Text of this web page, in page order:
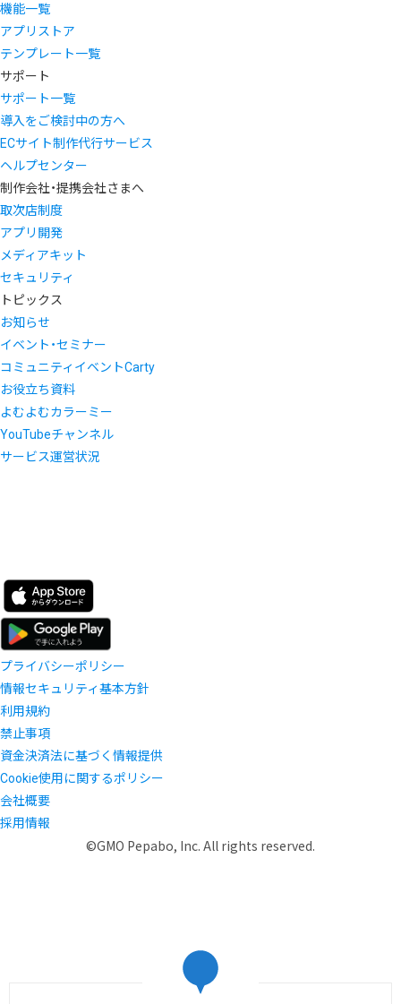
機能一覧
アプリストア
テンプレート一覧
サポート
サポート一覧
導入をご検討中の方へ
ECサイト制作代行サービス
ヘルプセンター
制作会社・提携会社さまへ
取次店制度
アプリ開発
メディアキット
セキュリティ
トピックス
お知らせ
イベント・セミナー
コミュニティイベントCarty
お役立ち資料
よむよむカラーミー
YouTubeチャンネル
サービス運営状況
プライバシーポリシー
情報セキュリティ基本方針
利用規約
禁止事項
資金決済法に基づく情報提供
Cookie使用に関するポリシー
会社概要
採用情報
©GMO Pepabo, Inc. All rights reserved.